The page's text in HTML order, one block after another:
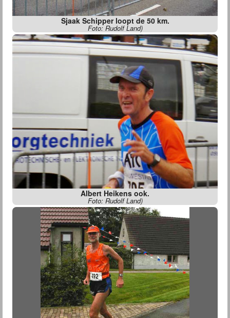
Sjaak Schipper loopt de 50 km.
Foto: Rudolf Land)
Albert Heikens ook.
Foto: Rudolf Land)